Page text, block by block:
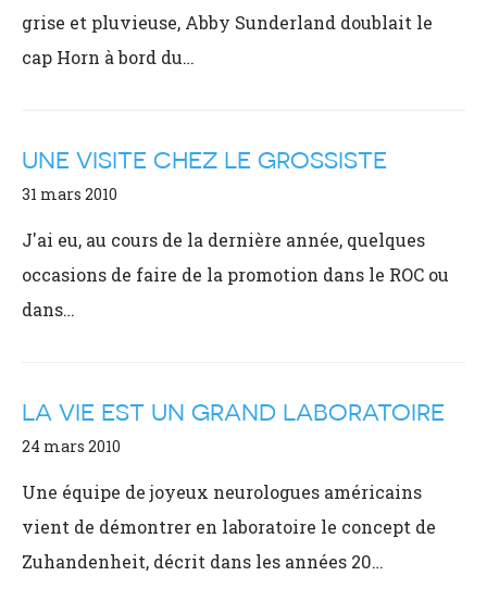
grise et pluvieuse, Abby Sunderland doublait le
cap Horn à bord du…
UNE VISITE CHEZ LE GROSSISTE
31 mars 2010
J'ai eu, au cours de la dernière année, quelques
occasions de faire de la promotion dans le ROC ou
dans…
LA VIE EST UN GRAND LABORATOIRE
24 mars 2010
Une équipe de joyeux neurologues américains
vient de démontrer en laboratoire le concept de
Zuhandenheit, décrit dans les années 20…